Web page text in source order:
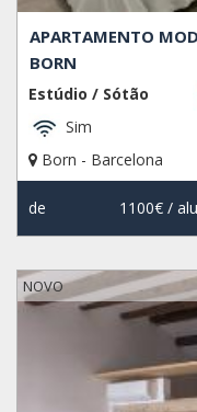
APARTAMENTO
BORN
Estúdio / Sótão
Sim
Born - Barcelona
de 1100€/
NOVO